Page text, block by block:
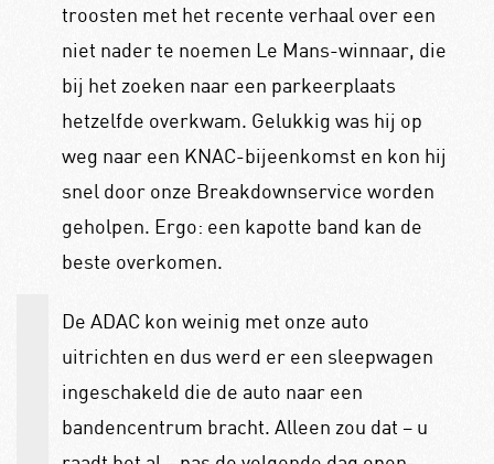
troosten met het recente verhaal over een
niet nader te noemen Le Mans-winnaar, die
bij het zoeken naar een parkeerplaats
hetzelfde overkwam. Gelukkig was hij op
weg naar een KNAC-bijeenkomst en kon hij
snel door onze Breakdownservice worden
geholpen. Ergo: een kapotte band kan de
beste overkomen.
De ADAC kon weinig met onze auto
uitrichten en dus werd er een sleepwagen
ingeschakeld die de auto naar een
bandencentrum bracht. Alleen zou dat – u